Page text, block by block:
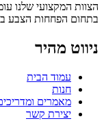
הצוות המקצועי שלנו
בתחום הפחחות הצבע
ניווט מהיר
עמוד הבית
חנות
מאמרים
יצירת קשר